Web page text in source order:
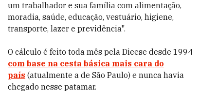
um trabalhador e sua família com alimentação,
moradia, saúde, educação, vestuário, higiene,
transporte, lazer e previdência".
O cálculo é feito toda mês pela Dieese desde 1994
com base na cesta básica mais cara do
país (atualmente a de São Paulo) e nunca havia
chegado nesse patamar.